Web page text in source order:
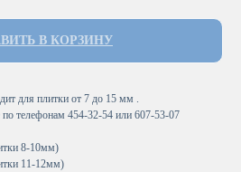
В КОРЗИНУ
для плитки от 7 до 15 мм .
телефонам 454-32-54 или 607-53-07
8-10мм)
11-12мм)